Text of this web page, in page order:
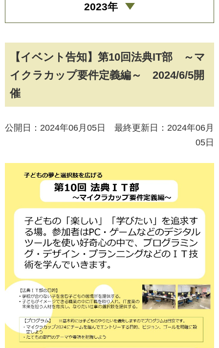
【イベント告知】第10回法典IT部 ～マ
イクラカップ要件定義編～ 2024/6/5開
催
公開日：2024年06月05日 最終更新日：2024年06月
05日
2023年